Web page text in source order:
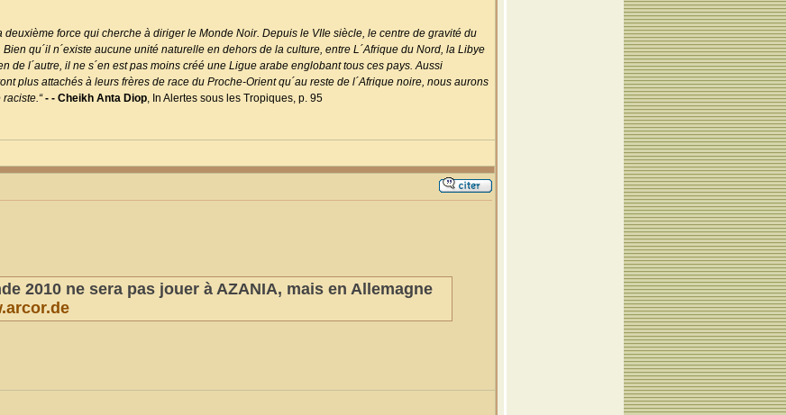
deuxième force qui cherche à diriger le Monde Noir. Depuis le VIIe siècle, le centre de gravité du
qu´il n´existe aucune unité naturelle en dehors de la culture, entre L´Afrique du Nord, la Libye
de l´autre, il ne s´en est pas moins créé une Ligue arabe englobant tous ces pays. Aussi
plus attachés à leurs frères de race du Proche-Orient qu´au reste de l´Afrique noire, nous aurons
- - Cheikh Anta Diop, In Alertes sous les Tropiques, p. 95
2010 ne sera pas jouer à AZANIA, mais en Allemagne